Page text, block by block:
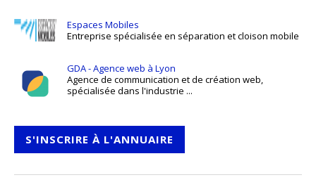
Espaces Mobiles
Entreprise spécialisée en séparation et cloison mobile
GDA - Agence web à Lyon
Agence de communication et de création web,
spécialisée dans l'industrie ...
S'INSCRIRE À L'ANNUAIRE